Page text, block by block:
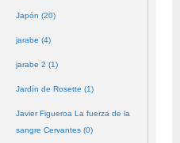
Japón (20)
jarabe (4)
jarabe 2 (1)
Jardín de Rosette (1)
Javier Figueroa La fuerza de la
sangre Cervantes (0)